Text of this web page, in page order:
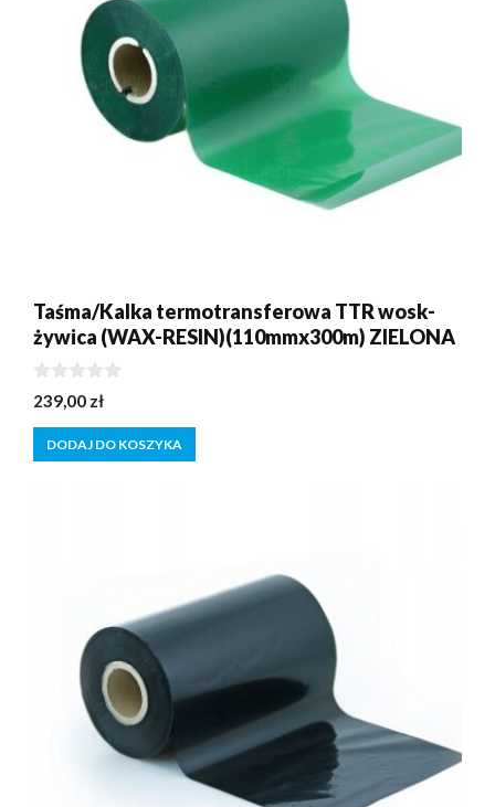
Taśma/Kalka termotransferowa TTR wosk-
żywica (WAX-RESIN)(110mmx300m) ZIELONA
0
z
5
239,00 zł
DODAJ DO KOSZYKA